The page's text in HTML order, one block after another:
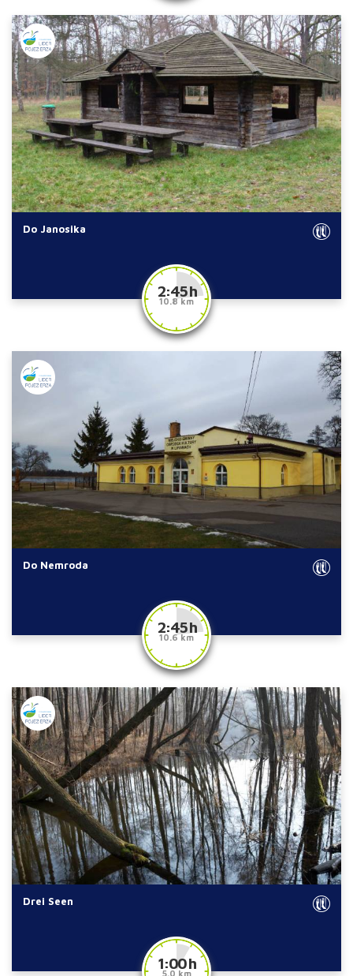
Do Janosika
2:45 h
10.8 km
Do Nemroda
2:45 h
10.6 km
Drei Seen
1:00 h
5.0 km